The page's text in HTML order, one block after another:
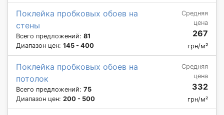
Поклейка пробковых обоев на
стены
Всего предложений: 81
Диапазон цен: 145 - 400
Средняя
цена
267
грн/м²
Поклейка пробковых обоев на
потолок
Всего предложений: 75
Диапазон цен: 200 - 500
Средняя
цена
332
грн/м²